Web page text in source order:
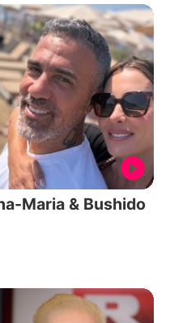
Maria & Bushido